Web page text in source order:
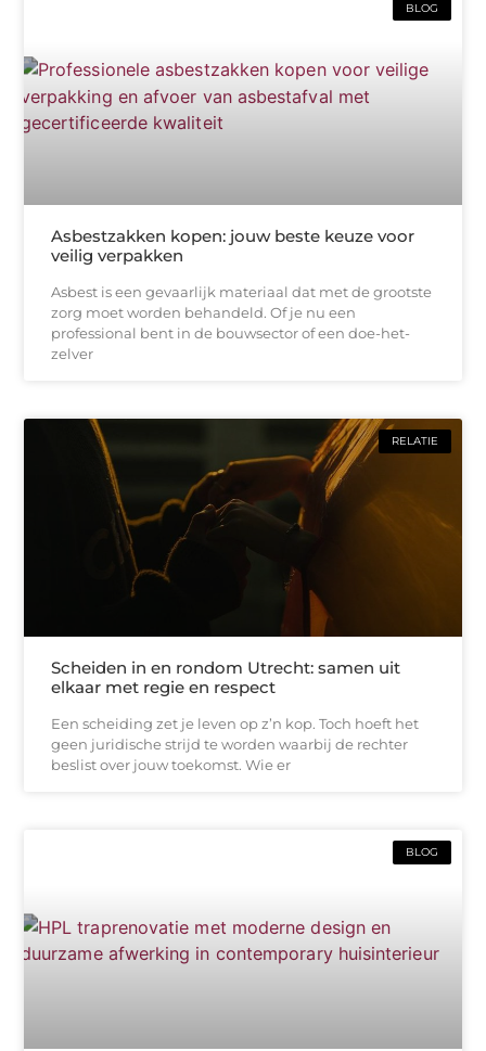
BLOG
Asbestzakken kopen: jouw beste keuze voor
veilig verpakken
Asbest is een gevaarlijk materiaal dat met de grootste
zorg moet worden behandeld. Of je nu een
professional bent in de bouwsector of een doe-het-
zelver
RELATIE
Scheiden in en rondom Utrecht: samen uit
elkaar met regie en respect
Een scheiding zet je leven op z’n kop. Toch hoeft het
geen juridische strijd te worden waarbij de rechter
beslist over jouw toekomst. Wie er
BLOG